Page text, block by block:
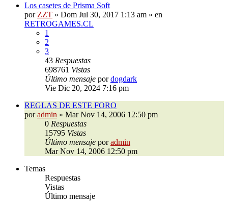
Los casetes de Prisma Soft
por ZZT » Dom Jul 30, 2017 1:13 am » en
RETROGAMES.CL
1
2
3
43 Respuestas
698761 Vistas
Último mensaje pordogdark
Vie Dic 20, 2024 7:16 pm
REGLAS DE ESTE FORO
poradmin » Mar Nov 14, 2006 12:50 pm
0 Respuestas
15795 Vistas
Último mensaje poradmin
Mar Nov 14, 2006 12:50 pm
Temas
Respuestas
Vistas
Último mensaje